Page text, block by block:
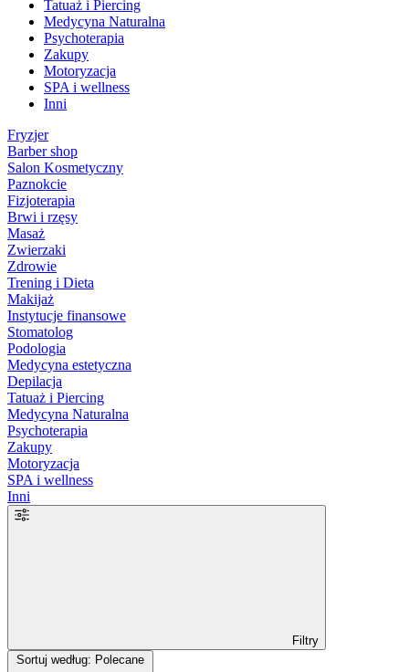
Tatuaż i Piercing
Medycyna Naturalna
Psychoterapia
Zakupy
Motoryzacja
SPA i wellness
Inni
Fryzjer
Barber shop
Salon Kosmetyczny
Paznokcie
Fizjoterapia
Brwi i rzęsy
Masaż
Zwierzaki
Zdrowie
Trening i Dieta
Makijaż
Instytucje finansowe
Stomatolog
Podologia
Medycyna estetyczna
Depilacja
Tatuaż i Piercing
Medycyna Naturalna
Psychoterapia
Zakupy
Motoryzacja
SPA i wellness
Inni
Filtry